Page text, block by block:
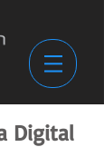
Digital